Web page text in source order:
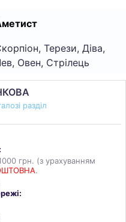
Терези, Діва,
Овен, Стрілець
разділ
грн. (з урахуванням
.